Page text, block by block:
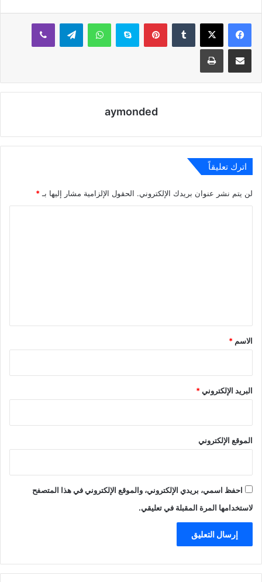
بينتيريستسكايب واتساب تيلقرام ڤايبر
مشاركة عبر البريد طباعة
aymonded
اترك تعليقاً
لن يتم نشر عنوان بريدك الإلكتروني. الحقول الإلزامية مشار إليها بـ *
*
الاسم *
البريد الإلكتروني*
الموقع الإلكتروني
احفظ اسمي، بريدي الإلكتروني، والموقع الإلكتروني في هذا المتصفح
لاستخدامها المرة المقبلة في تعليقي.